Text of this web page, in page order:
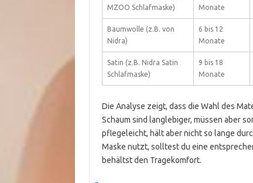
MZOO Schlafmaske)
Monate
Baumwolle (z.B. von
Nidra)
6 bis 12
Monate
Satin (z.B. Nidra Satin
Schlafmaske)
9 bis 18
Monate
Die Analyse zeigt, dass die Wahl des
Schaum sind langlebiger, müssen aber
pflegeleicht, hält aber nicht so lange
Maske nutzt, solltest du eine
behältst den Tragekomfort.